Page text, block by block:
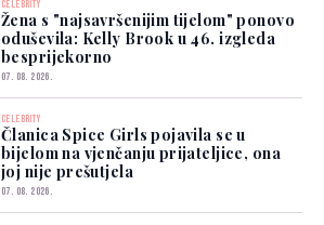
CELEBRITY
Žena s "najsavršenijim tijelom" ponovo
oduševila: Kelly Brook u 46. izgleda
besprijekorno
07. 08. 2026.
CELEBRITY
Članica Spice Girls pojavila se u
bijelom na vjenčanju prijateljice, ona
joj nije prešutjela
07. 08. 2026.